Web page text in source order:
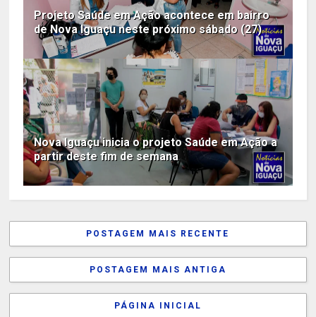
Projeto Saúde em Ação acontece em bairro
de Nova Iguaçu neste próximo sábado (27)
Nova Iguaçu inicia o projeto Saúde em Ação a
partir deste fim de semana
POSTAGEM MAIS RECENTE
POSTAGEM MAIS ANTIGA
PÁGINA INICIAL